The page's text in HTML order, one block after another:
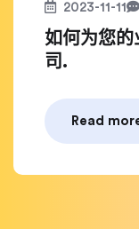
2023-11-11
如何为您的
司.
Read